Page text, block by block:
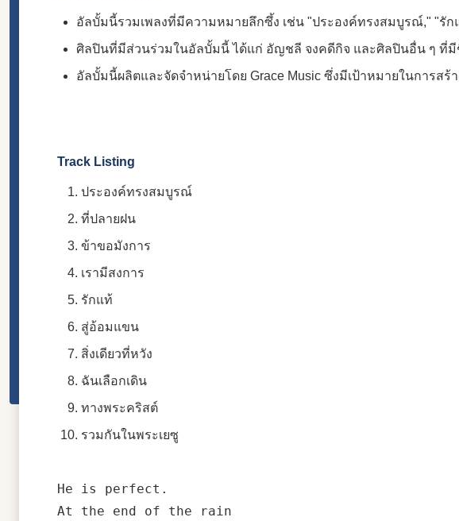
อัลบั้มนี้รวมเพลงที่มีความหมายลึกซึ้ง เช่น "ประองค์ทรงสมบูรณ์," "รัก
ศิลปินที่มีส่วนร่วมในอัลบั้มนี้ ได้แก่ อัญชลี จงคดีกิจ และศิลปินอื่น ๆ ที่มีชื่
อัลบั้มนี้ผลิตและจัดจำหน่ายโดย Grace Music ซึ่งมีเป้าหมายในการส
Track Listing
ประองค์ทรงสมบูรณ์
ที่ปลายฝน
ข้าขอมังการ
เรามีสงการ
รักแท้
สู่อ้อมแขน
สิ่งเดียวที่หวัง
ฉันเลือกเดิน
ทางพระคริสต์
รวมกันในพระเยซู
He is perfect.
At the end of the rain